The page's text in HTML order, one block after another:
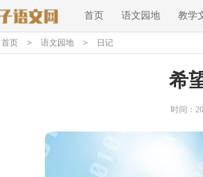
首页 语文园地 教学
首页 > 语文园地 > 日记
希
时间：